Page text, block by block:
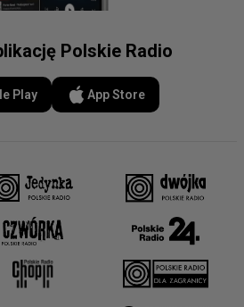
Polskie Radio
Play App Store